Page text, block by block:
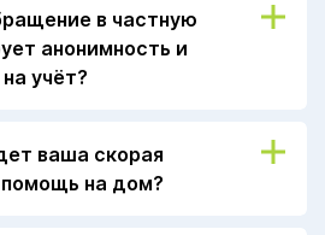
в частную
анонимность и
учёт?
данных
реабилитационные
личных данных в
ваша скорая
помощь на дом?